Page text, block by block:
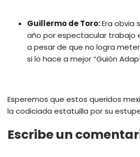
Guillermo de Toro:Era obvia
año por espectacular trabajo
a pesar de que no logra
si lo hace a mejor “Guión
Esperemos que estos queridos
la codiciada estatuilla por su
Escribe un